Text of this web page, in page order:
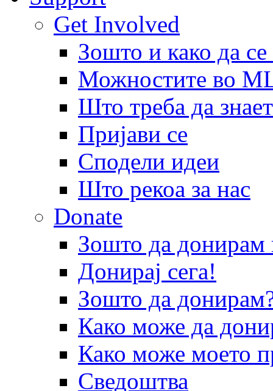
Get Involved
Зошто и како да
Можностите во
Што треба да
Пријави се
Сподели идеи
Што рекоа за нас
Donate
Зошто да
Донирај сега!
Зошто да
Како може да
Како може моето
Сведоштва